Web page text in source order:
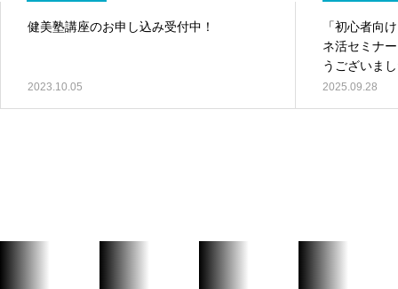
健美塾講座のお申し込み受付中！
2023.10.05
「初心者向
ネ活セミナ
うございま
2025.09.28